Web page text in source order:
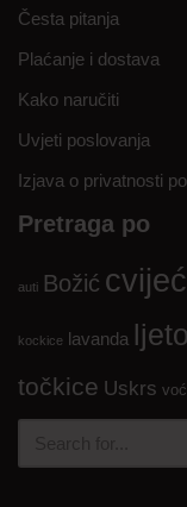
Česta pitanja
Plaćanje i dostava
Kako naručiti
Uvjeti poslovanja
Izjava o privatnosti
Pretraga po
auti Božić
kockice lavanda ljeto
točkice Uskrs